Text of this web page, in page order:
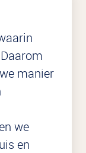
manier
we
en